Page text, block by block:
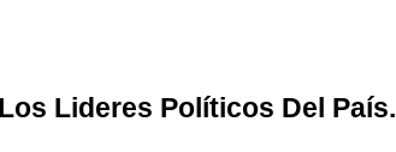
Lideres Políticos Del País.